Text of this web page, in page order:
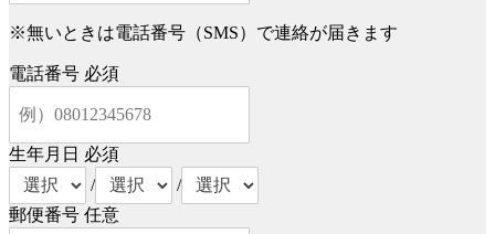
※無いときは電話番号（SMS）で連絡が届きます
電話番号 必須
生年月日 必須
/
/
郵便番号 任意